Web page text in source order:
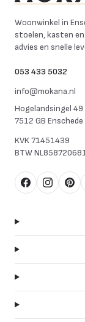
Woonwinkel in
stoelen, kasten
advies en snelle
053 433 5032
info@mokana.nl
Hogelandsingel 49
7512 GB Enschede
KVK71451439
BTW
Facebook